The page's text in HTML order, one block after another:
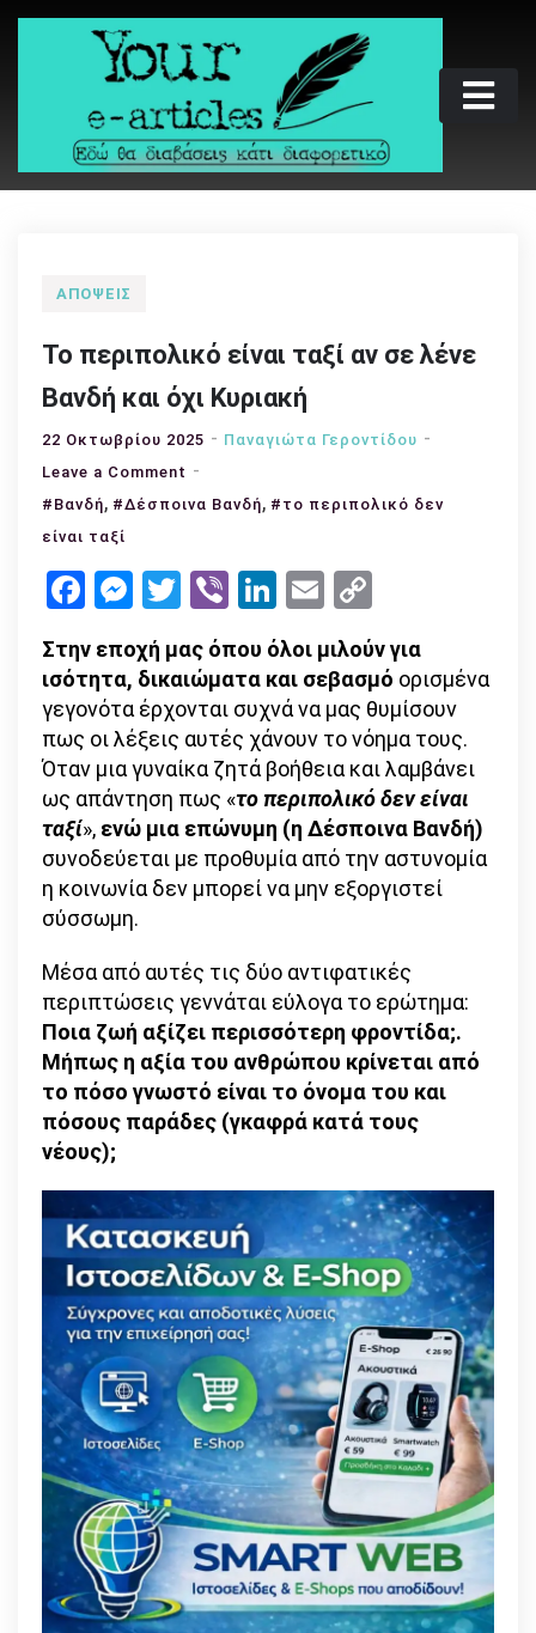
Skip
Your e-articles
Εδώ θα διαβάσεις κάτι διαφορετικό
ΑΠΌΨΕΙΣ
Το περιπολικό είναι ταξί αν σε λένε
Βανδή και όχι Κυριακή
22 Οκτωβρίου 2025
Παναγιώτα Γεροντίδου
Leave a Comment on
Το
ταξί
σε
λένε
Βανδή
και
όχι
Κυριακή
#Βανδή, #Δέσποινα Βανδή, #το περιπολικό δεν
είναι ταξί
Facebook
Messenger
Twitter
ViberLinkedIn
Email
Στην εποχή μας όπου όλοι μιλούν για
ισότητα, δικαιώματα και σεβασμό ορισμένα
γεγονότα έρχονται συχνά να μας θυμίσουν
πως οι λέξεις αυτές χάνουν το νόημα τους.
Όταν μια γυναίκα ζητά βοήθεια και λαμβάνει
ως απάντηση πως «το περιπολικό δεν είναι
ταξί», ενώ μια επώνυμη (η Δέσποινα Βανδή)
συνοδεύεται με προθυμία από την αστυνομία
η κοινωνία δεν μπορεί να μην εξοργιστεί
σύσσωμη.
Μέσα από αυτές τις δύο αντιφατικές
περιπτώσεις γεννάται εύλογα το ερώτημα:
Ποια ζωή αξίζει περισσότερη φροντίδα;.
Μήπως η αξία του ανθρώπου κρίνεται από
το πόσο γνωστό είναι το όνομα του και
πόσους παράδες (γκαφρά κατά τους
νέους);